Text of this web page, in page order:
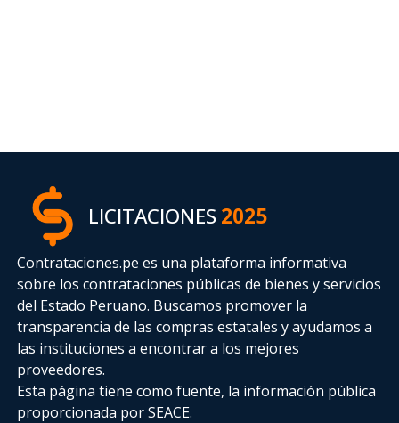
LICITACIONES2025
Contrataciones.pe es una plataforma informativa
sobre los contrataciones públicas de bienes y servicios
del Estado Peruano. Buscamos promover la
transparencia de las compras estatalesy ayudamos a
las instituciones a encontrar a los mejores
proveedores.
Esta página tiene como fuente, la información pública
proporcionada por SEACE.